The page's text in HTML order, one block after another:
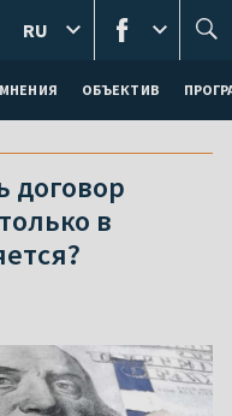
МНЕНИЯ ОБЪЕКТИВ
RU
договор
в